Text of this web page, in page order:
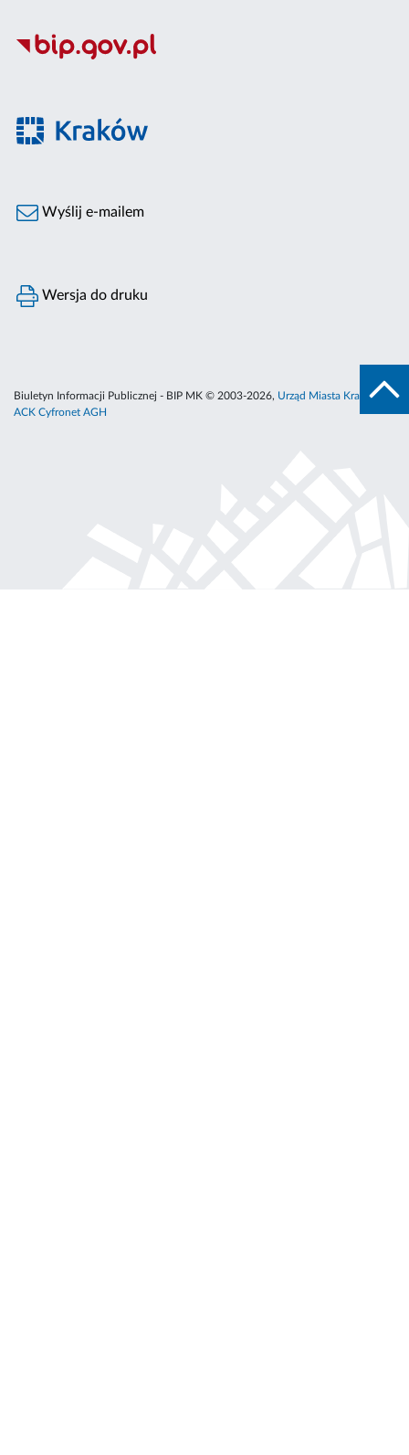
Wyślij e-mailem
Wersja do druku
Biuletyn Informacji Publicznej - BIP MK © 2003-2026, Urząd Miasta Krakowa
ACK Cyfronet AGH